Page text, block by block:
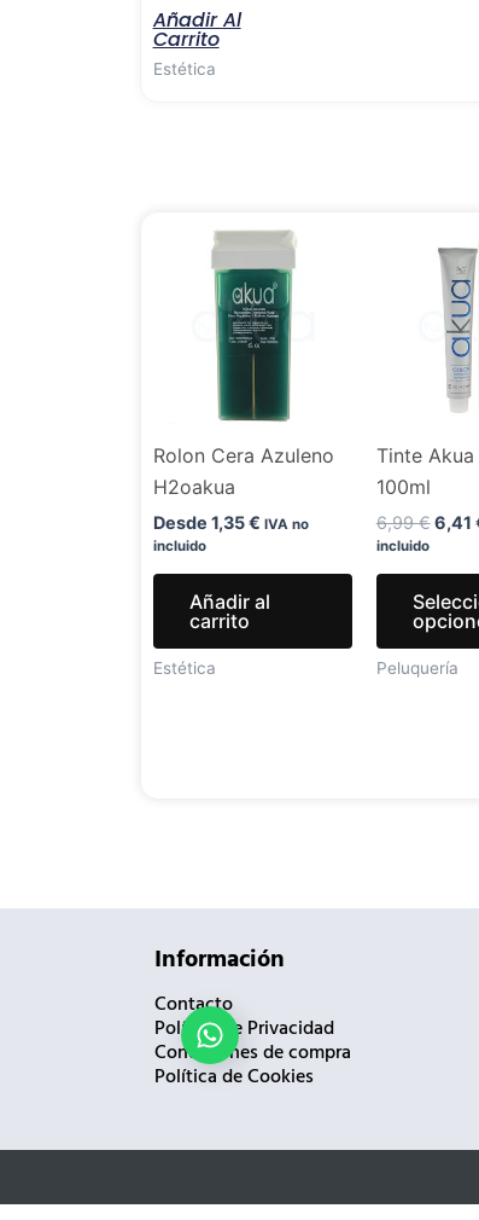
Añadir Al
Carrito
Estética
Rolon Cera Azuleno
H2oakua
Desde 1,35€ IVA no
incluido
Añadir al
carrito
Estética
Tinte
100ml
6,99€
precio
era:
6,41
incluido
Peluquería
Información
Contacto
Política de Privacidad
Condiciones de compra
Política de Cookies
¿Necesitas ayuda?